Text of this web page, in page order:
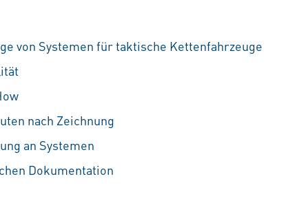
von Systemen für taktische Kettenfahrzeuge
nach Zeichnung
an Systemen
Dokumentation